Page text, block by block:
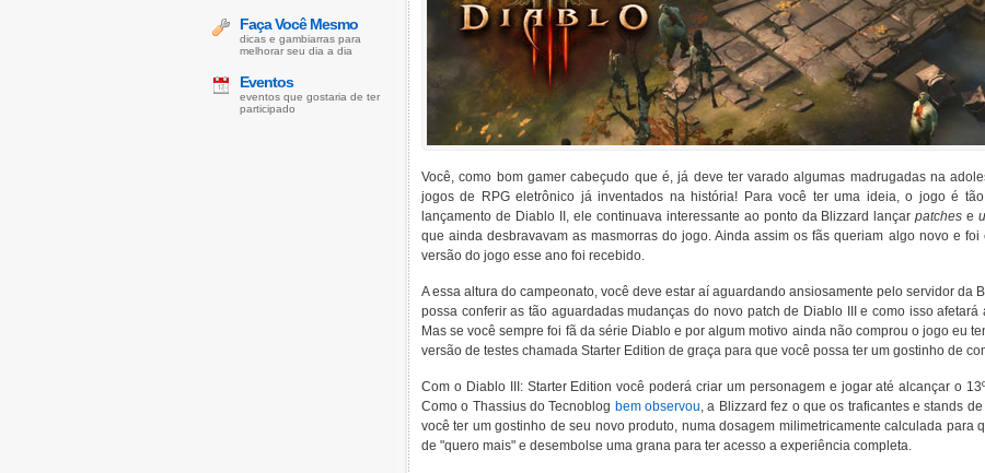
Faça Você Mesmo
dicas e gambiarras para
melhorar seu dia a dia
Eventos
eventos que gostaria de ter
participado
Você, como bom gamer cabeçudo que é, já deve ter varado algumas madrugadas na
jogos de RPG eletrônico já inventados na história! Para você ter uma ideia, o jogo é
lançamento de Diablo II, ele continuava interessante ao ponto da Blizzard lançarpatches e
que ainda desbravavam as masmorras do jogo. Ainda assim os fãs queriam algo novo e
versão do jogo esse ano foi recebido.
A essa altura do campeonato, você deve estar aí aguardando ansiosamente pelo servidor da
possa conferir as tão aguardadas mudanças do novo patch de Diablo III e como isso
Mas se você sempre foi fã da série Diablo e por algum motivo ainda não comprou o jogo eu
versão de testes chamada Starter Edition de graça para que você possa ter um gostinho de
Com o Diablo III: Starter Edition você poderá criar um personagem e jogar até alcançar o
Como o Thassius do Tecnoblog bem observou, a Blizzard fez o que os traficantes e stands
você ter um gostinho de seu novo produto, numa dosagem milimetricamente calculada para
de "quero mais" e desembolse uma grana para ter acesso a experiência completa.